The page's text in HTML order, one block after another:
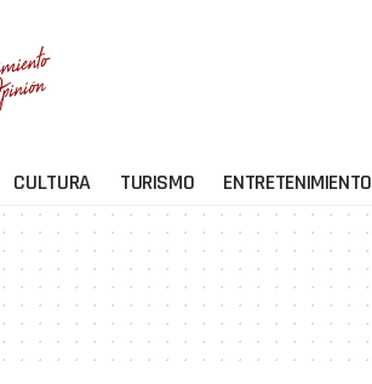
CULTURA TURISMO ENTRETENIMIENTO